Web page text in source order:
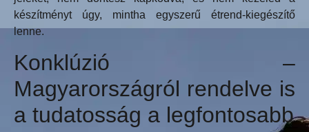
készítményt úgy, mintha egyszerű étrend-kiegészítő
lenne.
Konklúzió –
Magyarországról rendelve is
a tudatosság a legfontosabb